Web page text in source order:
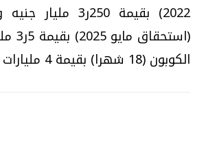
الكوبون (18 شهرا) بقيمة 4 مليارات جنيه.